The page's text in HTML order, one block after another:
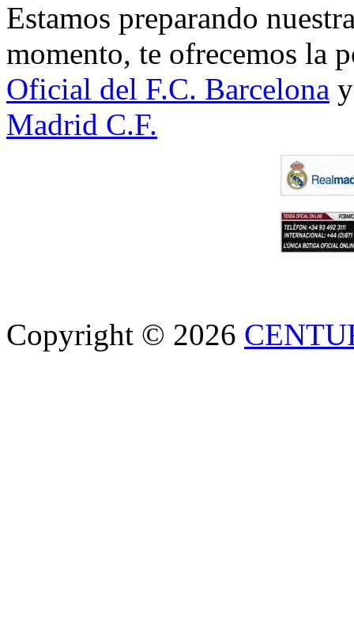
Estamos preparando
momento, te ofrecemos la
Oficial del F.C. Barcelona
Madrid C.F.
Copyright © 2026